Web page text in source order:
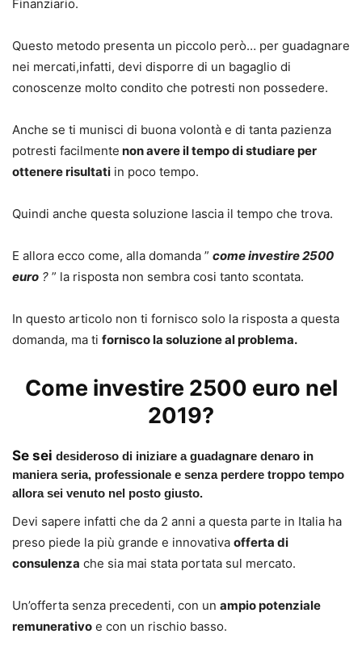
Finanziario.
Questo metodo presenta un piccolo però… per guadagnare
nei mercati,infatti, devi disporre di un bagaglio di
conoscenze molto condito che potresti non possedere.
Anche se ti munisci di buona volontà e di tanta pazienza
potresti facilmente non avere il tempo di studiare per
ottenere risultati in poco tempo.
Quindi anche questa soluzione lascia il tempo che trova.
E allora ecco come, alla domanda ” come investire 2500
euro ? ” la risposta non sembra cosi tanto scontata.
In questo articolo non ti fornisco solo la risposta a questa
domanda, ma ti fornisco la soluzione al problema.
Come investire 2500 euro nel
2019?
Se sei desideroso di iniziare a guadagnare denaro in
maniera seria, professionale e senza perdere troppo tempo
allora sei venuto nel posto giusto.
Devi sapere infatti che da 2 anni a questa parte in Italia ha
preso piede la più grande e innovativa offerta di
consulenza che sia mai stata portata sul mercato.
Un’offerta senza precedenti, con un ampio potenziale
remunerativo e con un rischio basso.